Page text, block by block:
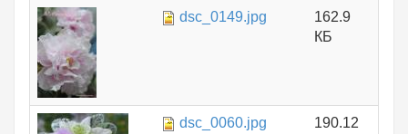
dsc_0149.jpg
162.9
КБ
dsc_0060.jpg
190.12